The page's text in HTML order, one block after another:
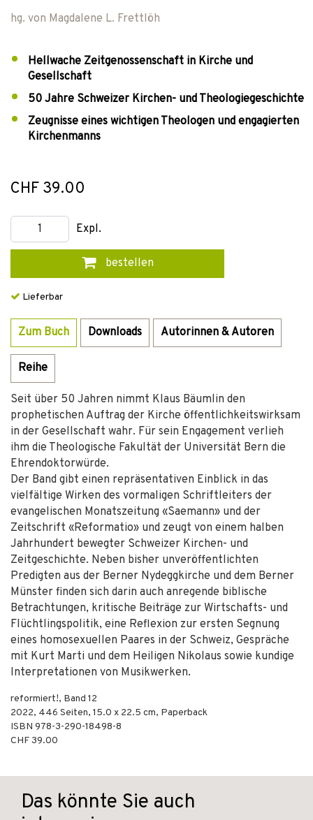
hg. von Magdalene L. Frettlöh
Hellwache Zeitgenossenschaft in Kirche und
Gesellschaft
50 Jahre Schweizer Kirchen- und Theologiegeschichte
Zeugnisse eines wichtigen Theologen und engagierten
Kirchenmanns
CHF 39.00
Expl.
bestellen
Lieferbar
Zum Buch Downloads Autorinnen & Autoren
Reihe
Seit über 50 Jahren nimmt Klaus Bäumlin den
prophetischen Auftrag der Kirche öffentlichkeitswirksam
in der Gesellschaft wahr. Für sein Engagement verlieh
ihm die Theologische Fakultät der Universität Bern die
Ehrendoktorwürde.
Der Band gibt einen repräsentativen Einblick in das
vielfältige Wirken des vormaligen Schriftleiters der
evangelischen Monatszeitung «Saemann» und der
Zeitschrift «Reformatio» und zeugt von einem halben
Jahrhundert bewegter Schweizer Kirchen- und
Zeitgeschichte. Neben bisher unveröffentlichten
Predigten aus der Berner Nydeggkirche und dem Berner
Münster finden sich darin auch anregende biblische
Betrachtungen, kritische Beiträge zur Wirtschafts- und
Flüchtlingspolitik, eine Reflexion zur ersten Segnung
eines homosexuellen Paares in der Schweiz, Gespräche
mit Kurt Marti und dem Heiligen Nikolaus sowie kundige
Interpretationen von Musikwerken.
reformiert!, Band 12
2022, 446 Seiten, 15.0 x 22.5 cm, Paperback
ISBN 978-3-290-18498-8
CHF 39.00
Das könnte Sie auch